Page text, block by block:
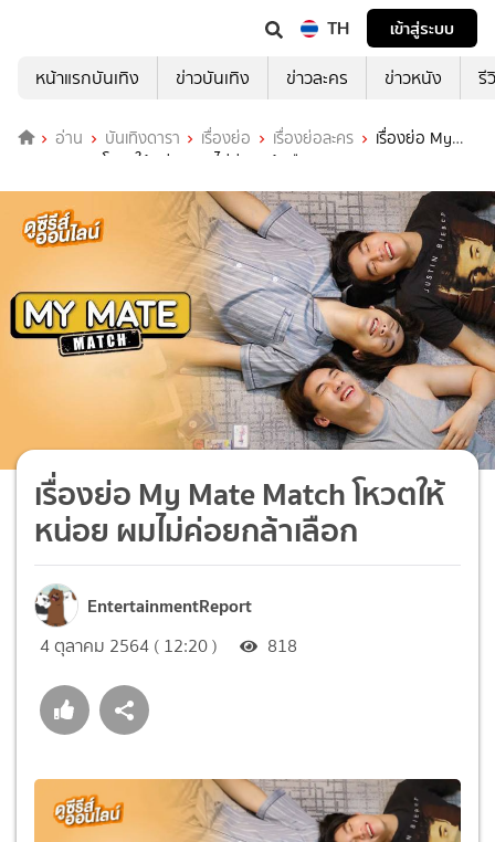
TH
เข้าสู่ระบบ
หน้าแรกบันเทิง
ข่าวบันเทิง ข่าวละคร ข่าวหนัง รี
อ่าน บันเทิงดารา เรื่องย่อ เรื่องย่อละคร
เรื่องย่อ My
Mate Match โหวตให้หน่อย ผมไม่ค่อยกล้าเลือก
เรื่องย่อ My Mate Match โหวตให้
หน่อย ผมไม่ค่อยกล้าเลือก
EntertainmentReport
4 ตุลาคม 2564 ( 12:20 ) 818